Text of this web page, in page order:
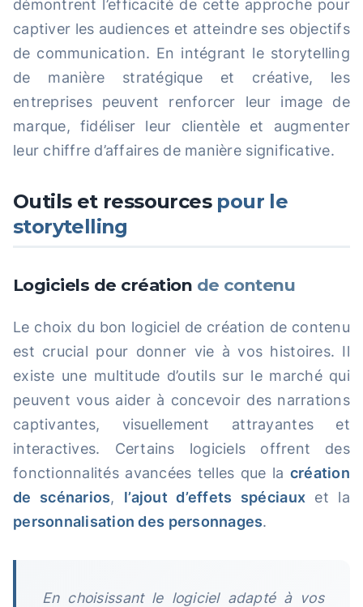
démontrent l’efficacité de cette approche pour
captiver les audiences et atteindre ses objectifs
de communication. En intégrant le storytelling
de manière stratégique et créative, les
entreprises peuvent renforcer leur image de
marque, fidéliser leur clientèle et augmenter
leur chiffre d’affaires de manière significative.
Outils et ressources pour le
storytelling
Logiciels de création de contenu
Le choix du bon logiciel de création de contenu
est crucial pour donner vie à vos histoires. Il
existe une multitude d’outils sur le marché qui
peuvent vous aider à concevoir des narrations
captivantes, visuellement attrayantes et
interactives. Certains logiciels offrent des
fonctionnalités avancées telles que la création
de scénarios, l’ajout d’effets spéciaux et la
personnalisation des personnages.
En choisissant le logiciel adapté à vos